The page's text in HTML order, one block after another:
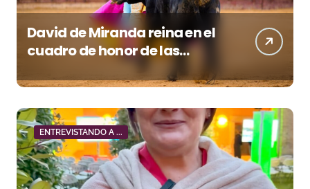
David de Miranda reina en el
cuadro de honor de las
Colombinas 2026
ENTREVISTANDO A ...